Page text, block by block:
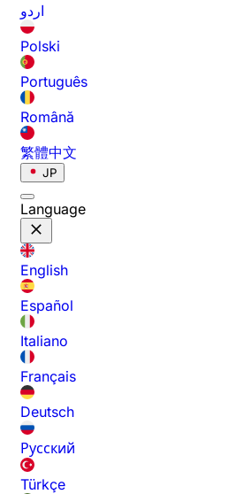
اردو
Polski
Português
Română
繁體中文
JP
Language
English
Español
Italiano
Français
Deutsch
Русский
Türkçe